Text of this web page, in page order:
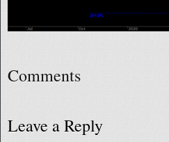
Comments
Leave a Reply